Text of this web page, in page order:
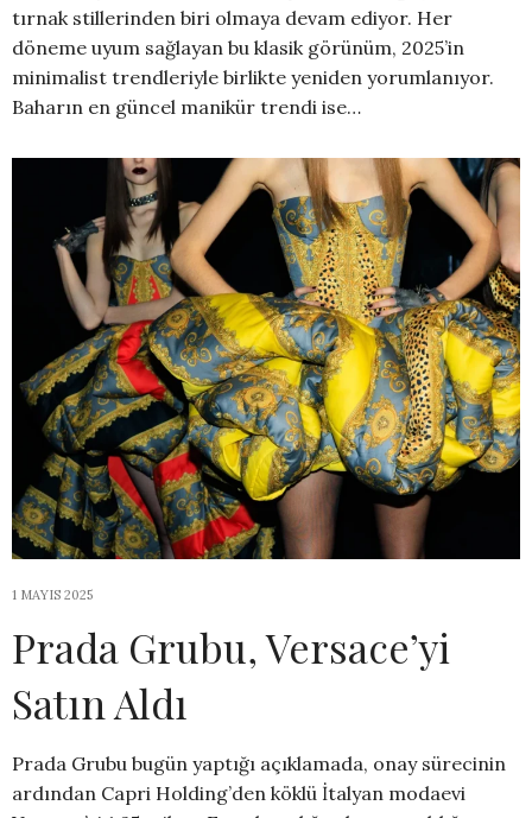
tırnak stillerinden biri olmaya devam ediyor. Her
döneme uyum sağlayan bu klasik görünüm, 2025’in
minimalist trendleriyle birlikte yeniden yorumlanıyor.
Baharın en güncel manikür trendi ise…
1 MAYIS 2025
Prada Grubu, Versace’yi
Satın Aldı
Prada Grubu bugün yaptığı açıklamada, onay sürecinin
ardından Capri Holding’den köklü İtalyan modaevi